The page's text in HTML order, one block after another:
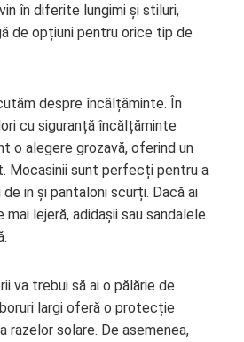
în diferite lungimi și stiluri,
de opțiuni pentru orice tip de
despre încălțăminte. În
cu siguranță încălțăminte
o alegere grozavă, oferind un
Mocasinii sunt perfecți pentru a
in și pantaloni scurți. Dacă ai
lejeră, adidașii sau sandalele
va trebui să ai o pălărie de
largi oferă o protecție
razelor solare. De asemenea,